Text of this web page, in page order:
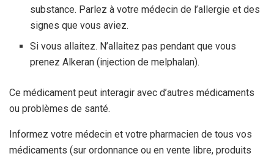
substance. Parlez à votre médecin de l’allergie et des
signes que vous aviez.
Si vous allaitez. N’allaitez pas pendant que vous
prenez Alkeran (injection de melphalan).
Ce médicament peut interagir avec d’autres médicaments
ou problèmes de santé.
Informez votre médecin et votre pharmacien de tous vos
médicaments (sur ordonnance ou en vente libre, produits